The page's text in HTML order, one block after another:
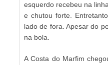
esquerdo recebeu na
e chutou forte.
lado de fora. Apesar do
na bola.
A Costa do Marfim